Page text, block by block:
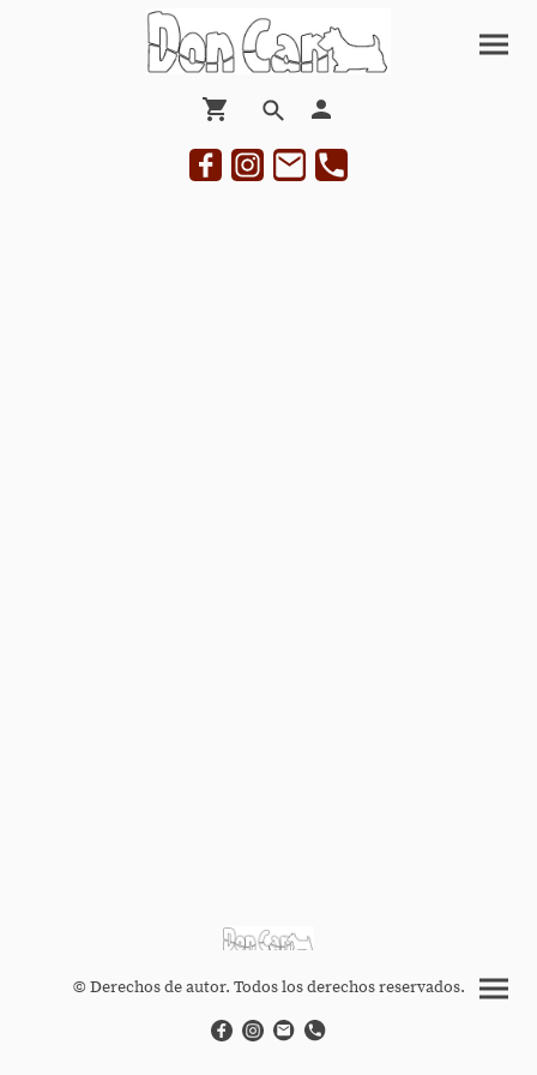
© Derechos de autor. Todos los derechos reservados.